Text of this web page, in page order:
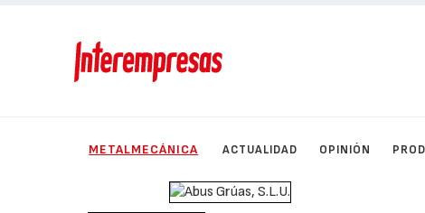
METALMECÁNICA ACTUALIDAD OPINIÓN